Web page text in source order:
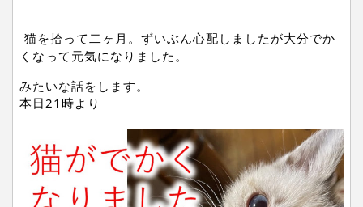
猫を拾って二ヶ月。ずいぶん心配しましたが大分でか
くなって元気になりました。
みたいな話をします。
本日21時より